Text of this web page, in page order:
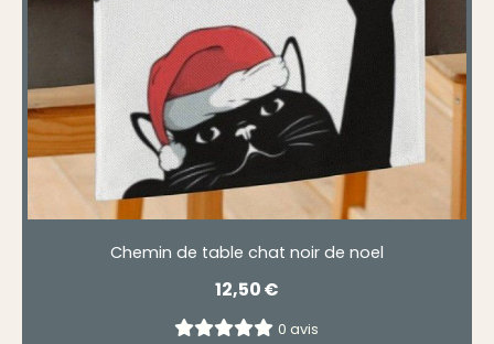
Chemin de table chat noir de noel
12,50€
0 avis